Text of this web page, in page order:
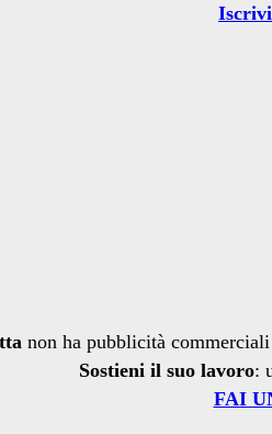
non ha pubblicità
Sostieni il suo lavoro:
FAI